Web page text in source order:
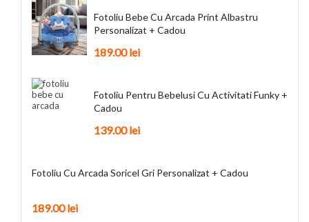
Fotoliu Bebe Cu Arcada Print Albastru
Personalizat + Cadou
189.00lei
Fotoliu Pentru Bebelusi Cu Activitati Funky +
Cadou
139.00lei
Fotoliu Cu Arcada Soricel Gri Personalizat + Cadou
189.00lei